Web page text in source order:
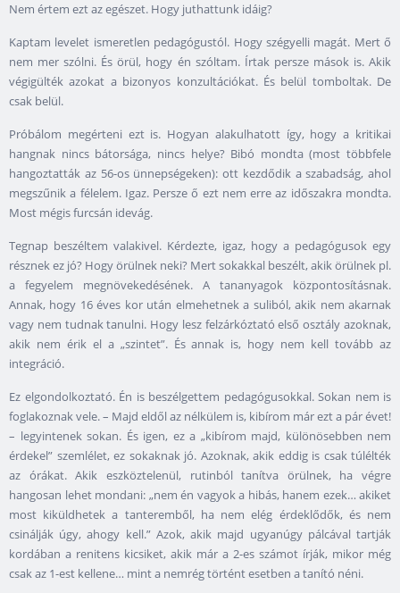
Nem értem ezt az egészet. Hogy juthattunk idáig?
Kaptam levelet ismeretlen pedagógustól. Hogy szégyelli magát. Mert ő
nem mer szólni. És örül, hogy én szóltam. Írtak persze mások is. Akik
végigülték azokat a bizonyos konzultációkat. És belül tomboltak. De
csak belül.
Próbálom megérteni ezt is. Hogyan alakulhatott így, hogy a kritikai
hangnak nincs bátorsága, nincs helye? Bibó mondta (most többfele
hangoztatták az 56-os ünnepségeken): ott kezdődik a szabadság, ahol
megszűnik a félelem. Igaz. Persze ő ezt nem erre az időszakra mondta.
Most mégis furcsán idevág.
Tegnap beszéltem valakivel. Kérdezte, igaz, hogy a pedagógusok egy
résznek ez jó? Hogy örülnek neki? Mert sokakkal beszélt, akik örülnek pl.
a fegyelem megnövekedésének. A tananyagok központosításnak.
Annak, hogy 16 éves kor után elmehetnek a suliból, akik nem akarnak
vagy nem tudnak tanulni. Hogy lesz felzárkóztató első osztály azoknak,
akik nem érik el a „szintet”. És annak is, hogy nem kell tovább az
integráció.
Ez elgondolkoztató. Én is beszélgettem pedagógusokkal. Sokan nem is
foglakoznak vele. – Majd eldől az nélkülem is, kibírom már ezt a pár évet!
– legyintenek sokan. És igen, ez a „kibírom majd, különösebben nem
érdekel” szemlélet, ez sokaknak jó. Azoknak, akik eddig is csak túlélték
az órákat. Akik eszköztelenül, rutinból tanítva örülnek, ha végre
hangosan lehet mondani: „nem én vagyok a hibás, hanem ezek… akiket
most kiküldhetek a tanteremből, ha nem elég érdeklődők, és nem
csinálják úgy, ahogy kell.” Azok, akik majd ugyanúgy pálcával tartják
kordában a renitens kicsiket, akik már a 2-es számot írják, mikor még
csak az 1-est kellene… mint a nemrég történt esetben a tanító néni.